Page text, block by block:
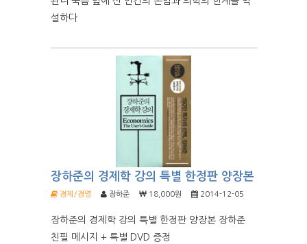
설하다
장하준의 경제학 강의 특별 한정판 양장본
경제/경영 장하준 18,000원 2014-12-05
장하준의 경제학 강의 특별 한정판 양장본 장하준
친필 메시지 + 특별 DVD 증정